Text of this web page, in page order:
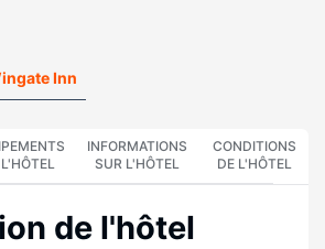
Inn
INFORMATIONS
SUR L'HÔTEL
CONDITIONS
DE L'HÔTEL
de l'hôtel